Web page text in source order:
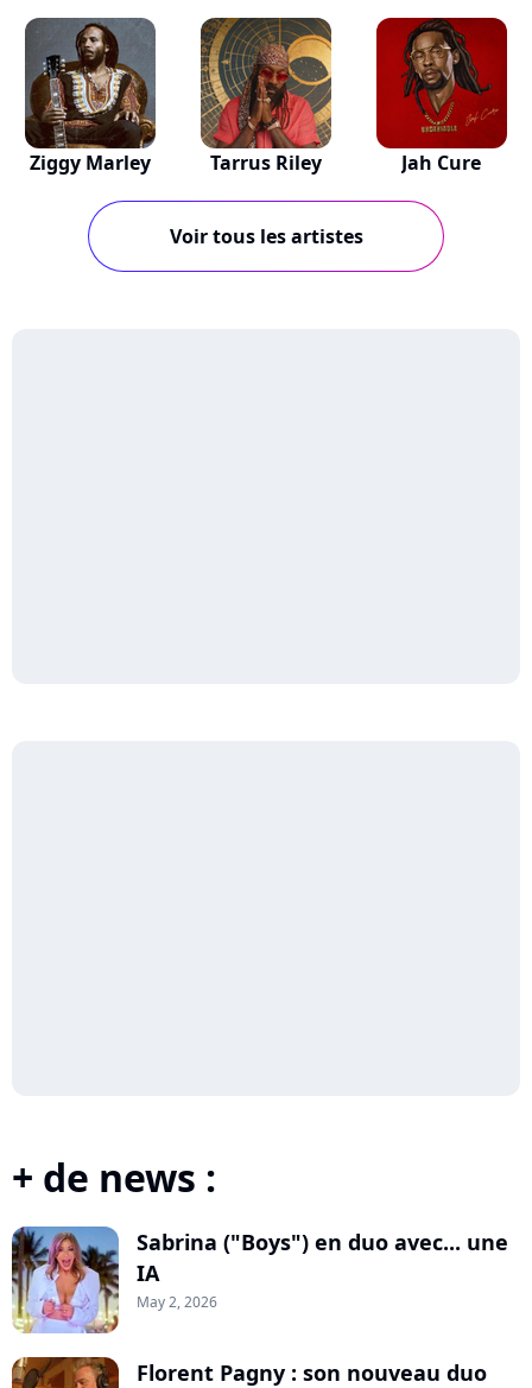
Ziggy Marley Tarrus Riley Jah Cure
Voir tous les artistes
+ de news :
Sabrina ("Boys") en duo avec... une
IA
May 2, 2026
Florent Pagny : son nouveau duo